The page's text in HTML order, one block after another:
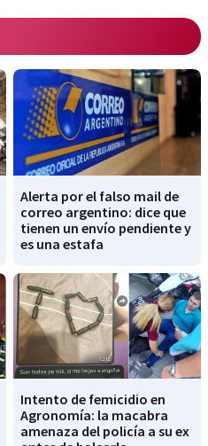
Alerta por el falso mail de
correo argentino: dice que
tienen un envío pendiente y
es una estafa
Intento de femicidio en
Agronomía: la macabra
amenaza del policía a su ex